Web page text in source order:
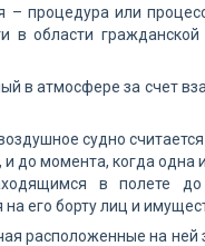
– процедура или
в области
в атмосфере за счет
судно
до момента, когда одна
в полете
его борту лиц и
расположенные на